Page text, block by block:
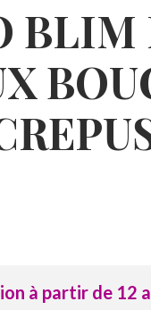
BLIM
à partir de 12